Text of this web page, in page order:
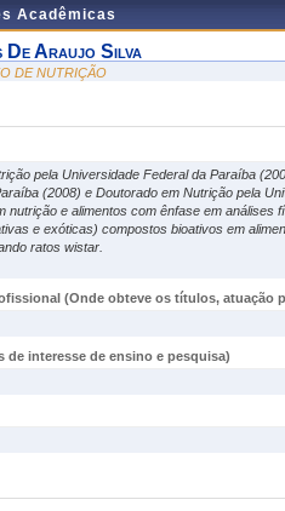
Acadêmicas
De Araujo Silva
DE NUTRIÇÃO
pela Universidade Federal da Paraíba
(2008) e Doutorado em Nutrição pela
nutrição e alimentos com ênfase em análises
e exóticas) compostos bioativos em
ratos wistar.
(Onde obteve os títulos, atuação
de interesse de ensino e pesquisa)